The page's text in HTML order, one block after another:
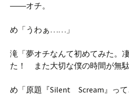
――オチ。
め「うわぁ……」
滝「夢オチなんて初めてみた。
た！ また大切な僕の時間が無駄
め「原題『Silent Scream』っ